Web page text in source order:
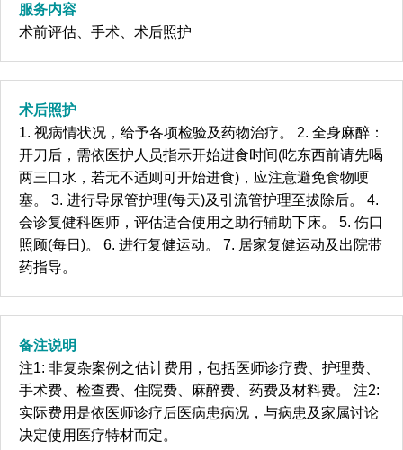
服务内容
术前评估、手术、术后照护
术后照护
1. 视病情状况，给予各项检验及药物治疗。 2. 全身麻醉：
开刀后，需依医护人员指示开始进食时间(吃东西前请先喝
两三口水，若无不适则可开始进食)，应注意避免食物哽
塞。 3. 进行导尿管护理(每天)及引流管护理至拔除后。 4.
会诊复健科医师，评估适合使用之助行辅助下床。 5. 伤口
照顾(每日)。 6. 进行复健运动。 7. 居家复健运动及出院带
药指导。
备注说明
注1: 非复杂案例之估计费用，包括医师诊疗费、护理费、
手术费、检查费、住院费、麻醉费、药费及材料费。 注2:
实际费用是依医师诊疗后医病患病况，与病患及家属讨论
决定使用医疗特材而定。